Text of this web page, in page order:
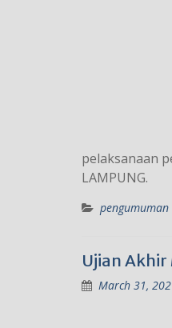
pelaksanaan
LAMPUNG.
pengumuman
Ujian
March 31,